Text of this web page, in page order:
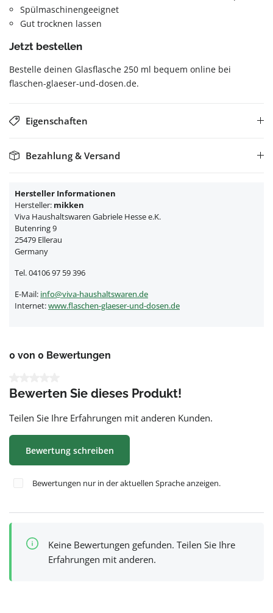
Spülmaschinengeeignet
Gut trocknen lassen
Jetzt bestellen
Bestelle deinen Glasflasche 250 ml bequem online bei
flaschen-glaeser-und-dosen.de.
Eigenschaften
Bezahlung & Versand
Hersteller Informationen
Hersteller: mikken
Viva Haushaltswaren Gabriele Hesse e.K.
Butenring 9
25479 Ellerau
Germany
Tel. 04106 97 59 396
E-Mail: info@viva-haushaltswaren.de
Internet:www.flaschen-glaeser-und-dosen.de
0 von 0 Bewertungen
Bewerten Sie dieses Produkt!
Teilen Sie Ihre Erfahrungen mit anderen Kunden.
Bewertung schreiben
Bewertungen nur in der aktuellen Sprache anzeigen.
Keine Bewertungen gefunden. Teilen Sie Ihre
Erfahrungen mit anderen.